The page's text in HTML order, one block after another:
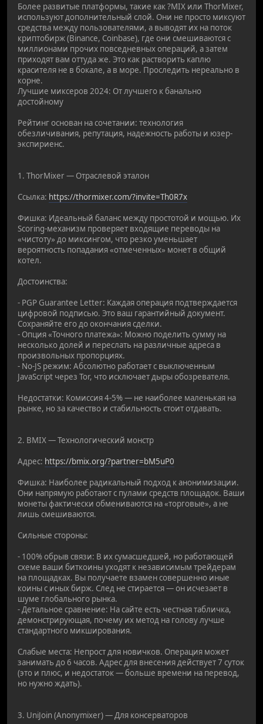
Более развитые платформы, такие как ?MIX или ThorMixer,
используют дополнительный слой. Они не просто миксуют
средства между пользователями, а выводят их на поток
криптобирж (Binance, Coinbase), где они смешиваются с
миллионами прочих повседневных операций, а затем
приходят вам оттуда же. Это как растворить каплю
красителя не в бокале, а в море. Проследить нереально в
корне.
Лучшие миксеров 2024: От лучшего к банально
достойному
Рейтинг основан на сочетании: технология
обезличивания, репутация, надежность работы и юзер-
экспириенс.
1. ThorMixer — Отраслевой эталон
Ссылка: https://thormixer.com/?invite=Th0R7x
Фишка: Идеальный баланс между простотой и мощью. Их
Scoring-механизм проверяет входящие переводы на
«чистоту» до миксингом, что резко уменьшает
вероятность попадания «отмеченных» монет в общий
котел.
Достоинства:
- PGP Guarantee Letter: Каждая операция подтверждается
цифровой подписью. Это ваш гарантийный документ.
Сохраняйте его до окончания сделки.
- Опция «Точного платежа»: Можно поделить сумму на
несколько долей и переслать на различные адреса в
произвольных пропорциях.
- No-JS режим: Абсолютно работает с выключенным
JavaScript через Tor, что исключает дыры обозревателя.
Недостатки: Комиссия 4-5% — не наиболее маленькая на
рынке, но за качество и стабильность стоит отдавать.
2. BMIX — Технологический монстр
Адрес: https://bmix.org/?partner=bM5uP0
Фишка: Наиболее радикальный подход к анонимизации.
Они напрямую работают с пулами средств площадок. Ваши
монеты фактически обмениваются на «торговые», а не
лишь смешиваются.
Сильные стороны:
- 100% обрыв связи: В их сумасшедшей, но работающей
схеме ваши биткоины уходят к независимым трейдерам
на площадках. Вы получаете взамен совершенно иные
коины с иных бирж. След не стирается — он исчезает в
шуме глобального рынка.
- Детальное сравнение: На сайте есть честная табличка,
демонстрирующая, почему их метод на голову лучше
стандартного микширования.
Слабые места: Непрост для новичков. Операция может
занимать до 6 часов. Адрес для внесения действует 7 суток
(это и плюс, и недостаток — больше времени на перевод,
но нужно ждать).
3. UniJoin (Anonymixer) — Для консерваторов